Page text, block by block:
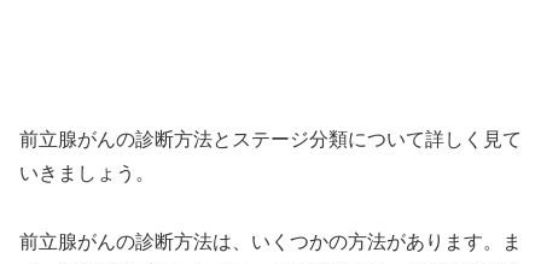
前立腺がんの診断方法とステージ分類について詳しく見て
いきましょう。
前立腺がんの診断方法は、いくつかの方法があります。ま